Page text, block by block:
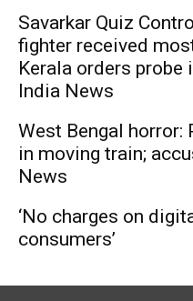
Savarkar Quiz
fighter received
Kerala orders probe
India News
West Bengal horror:
in moving train;
News
‘No charges on
consumers’